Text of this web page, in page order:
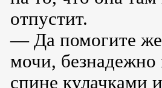
отпустит.
— Да помогите же
мочи, безнадежно
спине кулачками